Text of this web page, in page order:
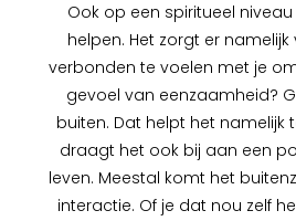
Ook op een spiritueel
helpen. Het zorgt er
verbonden te voelen met je
gevoel van eenzaamheid?
buiten. Dat helpt het namelijk
draagt het ook bij aan een
leven. Meestal komt het
interactie. Of je dat nou zelf